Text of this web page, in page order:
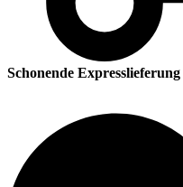
Schonende Expresslieferung